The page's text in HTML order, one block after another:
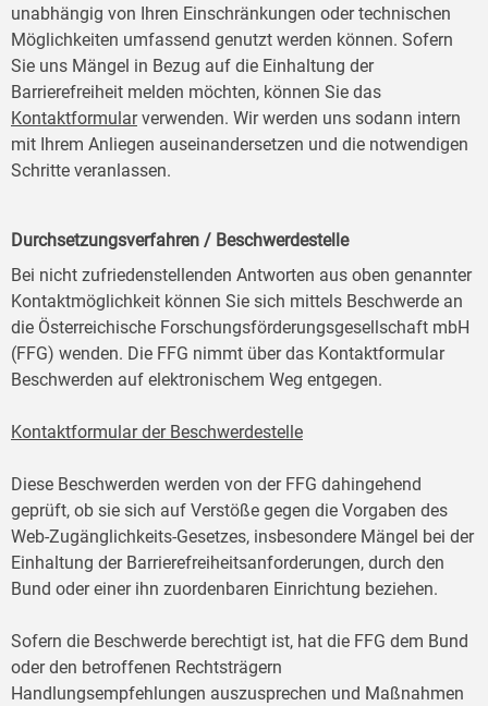
unabhängig von Ihren Einschränkungen oder technischen
Möglichkeiten umfassend genutzt werden können. Sofern
Sie uns Mängel in Bezug auf die Einhaltung der
Barrierefreiheit melden möchten, können Sie das
Kontaktformularverwenden. Wir werden uns sodann intern
mit Ihrem Anliegen auseinandersetzen und die notwendigen
Schritte veranlassen.
Durchsetzungsverfahren / Beschwerdestelle
Bei nicht zufriedenstellenden Antworten aus oben genannter
Kontaktmöglichkeit können Sie sich mittels Beschwerde an
die Österreichische Forschungsförderungsgesellschaft mbH
(FFG) wenden. Die FFG nimmt über das Kontaktformular
Beschwerden auf elektronischem Weg entgegen.
Kontaktformular der Beschwerdestelle
Diese Beschwerden werden von der FFG dahingehend
geprüft, ob sie sich auf Verstöße gegen die Vorgaben des
Web-Zugänglichkeits-Gesetzes, insbesondere Mängel bei der
Einhaltung der Barrierefreiheitsanforderungen, durch den
Bund oder einer ihn zuordenbaren Einrichtung beziehen.
Sofern die Beschwerde berechtigt ist, hat die FFG dem Bund
oder den betroffenen Rechtsträgern
Handlungsempfehlungen auszusprechen und Maßnahmen